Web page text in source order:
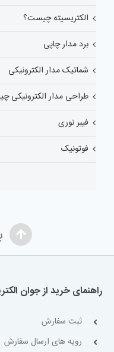
الکتریسیته چیست؟
برد مدار چاپی
شماتیک مدار الکترونیکی
طراحی مدار الکترونیکی
فیبر نوری
فوتونیک
راهنمای خرید از جوان
ثبت سفارش
رویه های ارسال سفارش